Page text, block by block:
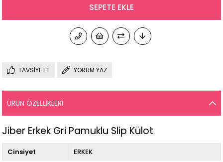
TAVSIYE ET YORUM YAZ
ÜRÜN ÖZELLIKLERI
Jiber Erkek Gri Pamuklu Slip Külot
Cinsiyet ERKEK